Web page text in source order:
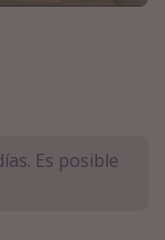
Es posible